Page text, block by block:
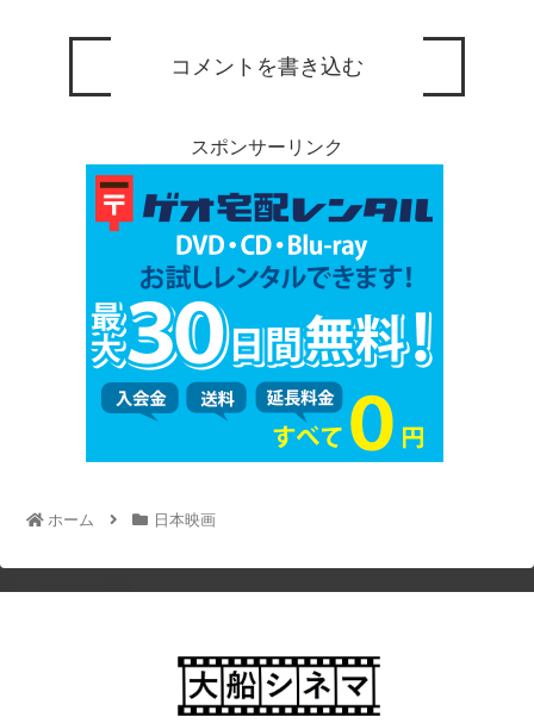
コメントを書き込む
スポンサーリンク
ホーム 日本映画